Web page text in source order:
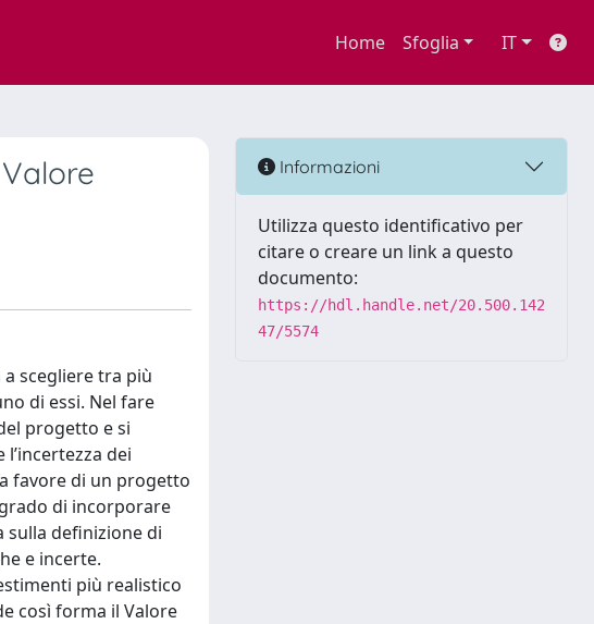
Home Sfoglia IT
scegliere tra più
di essi. Nel fare
progetto e si
dei
favore di un progetto
di incorporare
sulla definizione di
e incerte.
più realistico
così forma il Valore
Informazioni
Utilizza questo identificativo per
citare o creare un link a questo
documento:
https://hdl.handle.net/20.500.142
47/5574